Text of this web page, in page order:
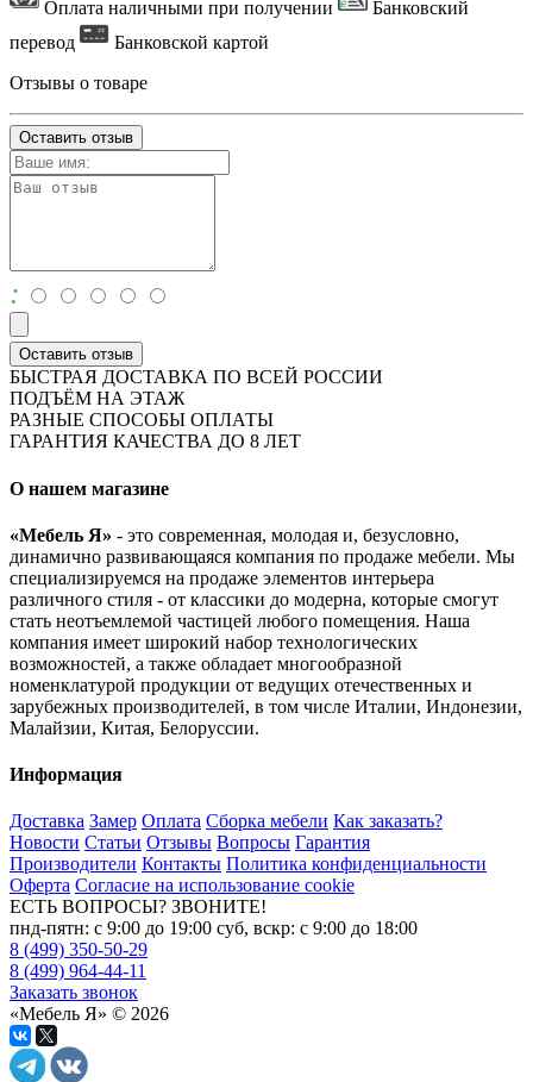
Оплата наличными при получении
Банковский
перевод
Банковской картой
Отзывы о товаре
Оставить отзыв
:
Оставить отзыв
БЫСТРАЯ ДОСТАВКА ПО ВСЕЙ РОССИИ
ПОДЪЁМ НА ЭТАЖ
РАЗНЫЕ СПОСОБЫ ОПЛАТЫ
ГАРАНТИЯ КАЧЕСТВА ДО 8 ЛЕТ
О нашем магазине
«Мебель Я» - это современная, молодая и, безусловно,
динамично развивающаяся компания по продаже мебели. Мы
специализируемся на продаже элементов интерьера
различного стиля - от классики до модерна, которые смогут
стать неотъемлемой частицей любого помещения. Наша
компания имеет широкий набор технологических
возможностей, а также обладает многообразной
номенклатурой продукции от ведущих отечественных и
зарубежных производителей, в том числе Италии, Индонезии,
Малайзии, Китая, Белоруссии.
Информация
Доставка Замер Оплата Сборка мебели Как заказать?
Новости Статьи Отзывы Вопросы Гарантия
Производители Контакты Политика конфиденциальности
Оферта Согласие на использование cookie
ЕСТЬ ВОПРОСЫ? ЗВОНИТЕ!
пнд-пятн: с 9:00 до 19:00 суб, вскр: с 9:00 до 18:00
8 (499) 350-50-29
8 (499) 964-44-11
Заказать звонок
«Мебель Я» © 2026